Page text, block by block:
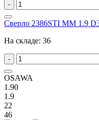
-
Сверло 2386STI MM 1.9
На складе: 36
-
OSAWA
1.90
1.9
22
46